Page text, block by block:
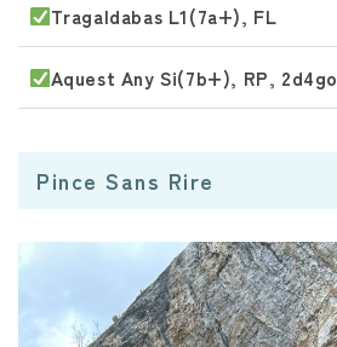
Tragaldabas L1(7a+), FL
Aquest Any Si(7b+), RP, 2d4go
Pince Sans Rire